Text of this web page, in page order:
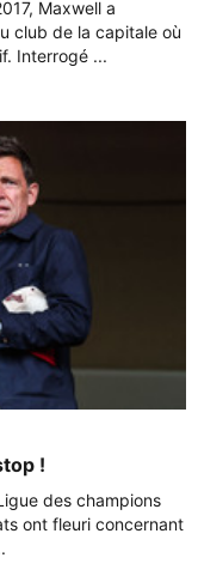
Maxwell a
club de la capitale où
Interrogé ...
!
des champions
ont fleuri concernant